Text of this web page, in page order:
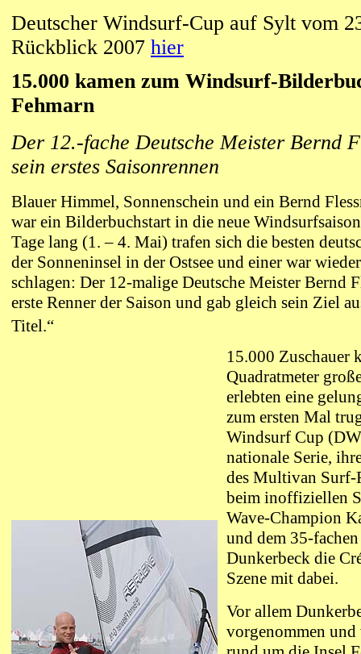
Deutscher Windsurf-Cup auf Sylt vom
Rückblick 2007 hier
15.000 kamen zum Windsurf-
Fehmarn
Der 12.-fache Deutsche Meister Bernd
sein erstes Saisonrennen
Blauer Himmel, Sonnenschein und ein Bernd
war ein Bilderbuchstart in die neue
Tage lang (1. – 4. Mai) trafen sich die besten
der Sonneninsel in der Ostsee und einer war
schlagen: Der 12-malige Deutsche Meister Bernd
erste Renner der Saison und gab gleich sein Ziel
Titel.“
15.000 Zuschauer
Quadratmeter
erlebten eine
zum ersten Mal
Windsurf Cup
nationale Serie,
des Multivan Surf-
beim inoffiziellen
Wave-Champion
und dem 35-
Dunkerbeck die
Szene mit dabei.
Vor allem
vorgenommen